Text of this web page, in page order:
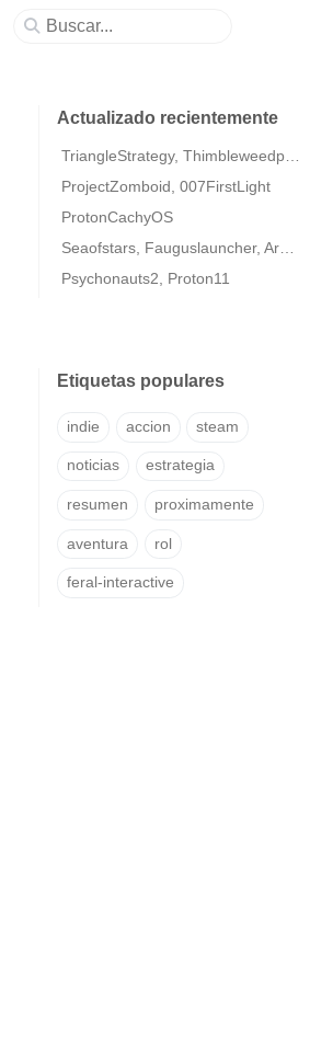
Actualizado recientemente
ProjectZomboid, 007FirstLight
ProtonCachyOS
Psychonauts2, Proton11
Etiquetas populares
indie accion steam
noticias estrategia
resumen proximamente
aventura rol
feral-interactive